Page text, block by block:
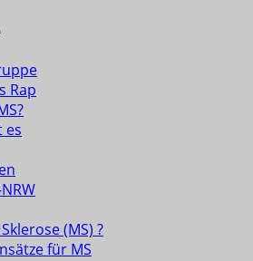
Rap
es
(MS) ?
für MS